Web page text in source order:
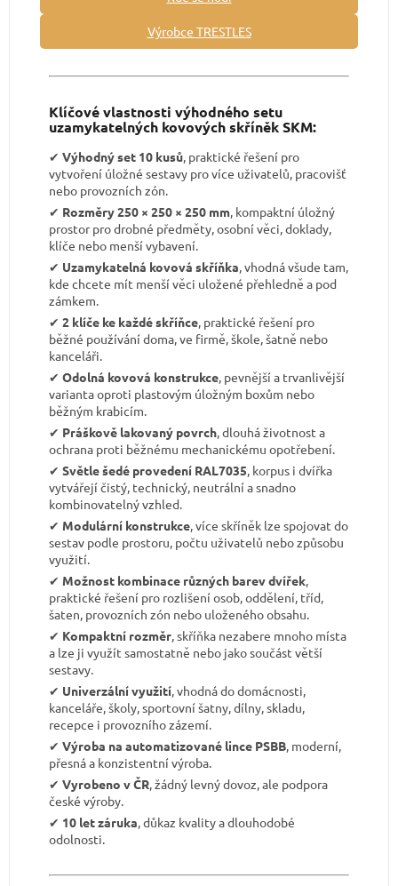
Výrobce TRESTLES
Klíčové vlastnosti výhodného setu
uzamykatelných kovových skříněk SKM:
✔︎ Výhodný set 10 kusů, praktické řešení pro
vytvoření úložné sestavy pro více uživatelů, pracovišť
nebo provozních zón.
✔︎ Rozměry 250 × 250 × 250 mm, kompaktní úložný
prostor pro drobné předměty, osobní věci, doklady,
klíče nebo menší vybavení.
✔︎ Uzamykatelná kovová skříňka, vhodná všude tam,
kde chcete mít menší věci uložené přehledně a pod
zámkem.
✔︎ 2 klíče ke každé skříňce, praktické řešení pro
běžné používání doma, ve firmě, škole, šatně nebo
kanceláři.
✔︎ Odolná kovová konstrukce, pevnější a trvanlivější
varianta oproti plastovým úložným boxům nebo
běžným krabicím.
✔︎ Práškově lakovaný povrch, dlouhá životnost a
ochrana proti běžnému mechanickému opotřebení.
✔︎ Světle šedé provedení RAL7035, korpus i dvířka
vytvářejí čistý, technický, neutrální a snadno
kombinovatelný vzhled.
✔︎ Modulární konstrukce, více skříněk lze spojovat do
sestav podle prostoru, počtu uživatelů nebo způsobu
využití.
✔︎ Možnost kombinace různých barev dvířek,
praktické řešení pro rozlišení osob, oddělení, tříd,
šaten, provozních zón nebo uloženého obsahu.
✔︎ Kompaktní rozměr, skříňka nezabere mnoho místa
a lze ji využít samostatně nebo jako součást větší
sestavy.
✔︎ Univerzální využití, vhodná do domácnosti,
kanceláře, školy, sportovní šatny, dílny, skladu,
recepce i provozního zázemí.
✔︎ Výroba na automatizované lince PSBB, moderní,
přesná a konzistentní výroba.
✔︎ Vyrobeno v ČR, žádný levný dovoz, ale podpora
české výroby.
✔︎ 10 let záruka, důkaz kvality a dlouhodobé
odolnosti.